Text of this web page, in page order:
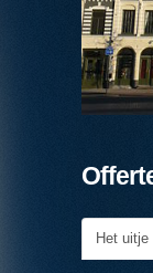
Het uitje